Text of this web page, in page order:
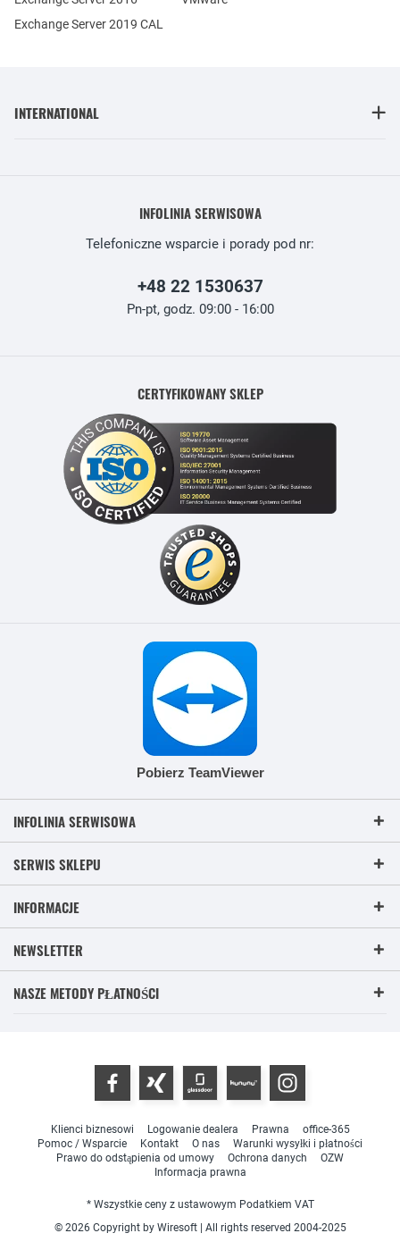
Exchange Server 2019 CAL
INTERNATIONAL
INFOLINIA SERWISOWA
Telefoniczne wsparcie i porady pod nr:
+48 22 1530637
Pn-pt, godz. 09:00 - 16:00
CERTYFIKOWANY SKLEP
Pobierz TeamViewer
INFOLINIA SERWISOWA
SERWIS SKLEPU
INFORMACJE
NEWSLETTER
NASZE METODY PŁATNOŚCI
Klienci biznesowi Logowanie dealera Prawna
office-365
Pomoc / Wsparcie
Kontakt O nas
Warunki wysyłki i płatności
Prawo do odstąpienia od umowy
Ochrona danych
OZW
Informacja prawna
* Wszystkie ceny z ustawowym Podatkiem VAT
© 2026 Copyright by Wiresoft | All rights reserved 2004-2025